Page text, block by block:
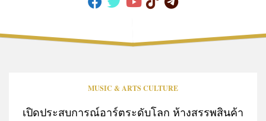
MUSIC & ARTS CULTURE
เปิดประสบการณ์อาร์ตระดับโลก ห้างสรรพสินค้า